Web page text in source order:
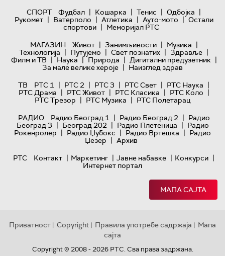
СПОРТ
Фудбал | Кошарка | Тенис | Одбојка |
Рукомет | Ватерполо | Атлетика | Ауто-мото | Остали
спортови | Меморијал РТС
МАГАЗИН
Живот | Занимљивости | Музика |
Технологијa | Путујемо | Свет познатих | Здравље |
Филм и ТВ | Наука | Природа | Дигитални предузетник |
За мале велике хероје | Наизглед здрав
ТВ
РТС 1 | РТС 2 | РТС 3 | РТС Свет | РТС Наука |
РТС Драма | РТС Живот | РТС Класика | РТС Коло |
РТС Трезор | РТС Музика | РТС Полетарац
РАДИО
Радио Београд 1 | Радио Београд 2 | Радио
Београд 3 | Београд 202 | Радио Плетеница | Радио
Рокенролер | Радио Џубокс | Радио Вртешка | Радио
Џезер | Архив
РТС
Контакт | Маркетинг | Јавне набавке | Конкурси |
Интернет портал
МАПА САЈТА
Приватност | Copyright | Правила употребе садржаја | Мапа
сајта
Copyright © 2008 - 2026 РТС. Сва права задржана.